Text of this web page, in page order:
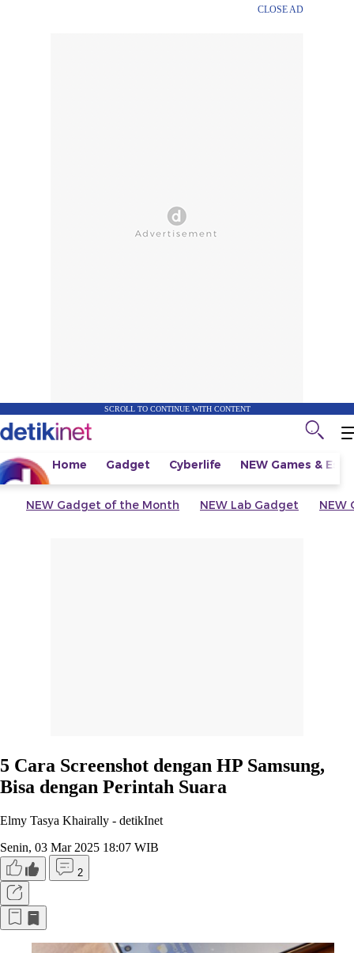
CLOSE AD
SCROLL TO CONTINUE WITH CONTENT
Home Gadget Cyberlife NEW Games &
NEW Gadget of the Month NEW Lab Gadget NEW
5 Cara Screenshot dengan HP Samsung,
Bisa dengan Perintah Suara
Elmy Tasya Khairally - detikInet
Senin, 03 Mar 2025 18:07 WIB
2